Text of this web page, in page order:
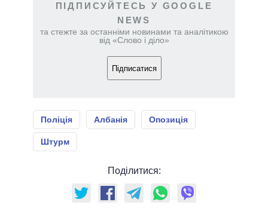
ПІДПИСУЙТЕСЬ У GOOGLE
NEWS
та стежте за останніми новинами та аналітикою
від «Слово і діло»
Підписатися
Поліція Албанія Опозиція
Штурм
Поділитися: